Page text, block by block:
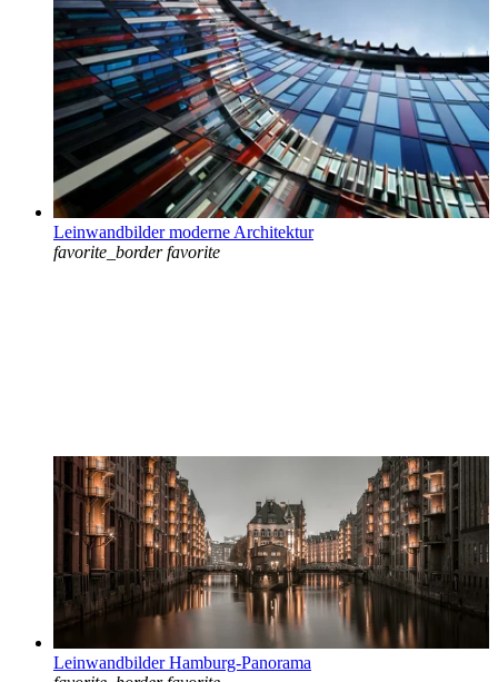
Leinwandbilder moderne Architektur
favorite_border favorite
Leinwandbilder Hamburg-Panorama